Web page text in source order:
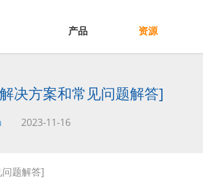
产品 资源
决方案和常见问题解答]
2023-11-16
题解答]